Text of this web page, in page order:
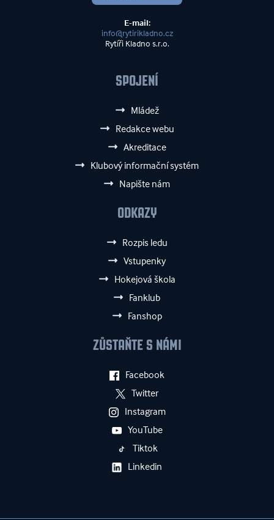
E-mail:
info@rytirikladno.cz
Rytíři Kladno s.r.o.
SPOJENÍ
Mládež
Redakce webu
Akreditace
Klubový informační systém
Napište nám
ODKAZY
Rozpis ledu
Vstupenky
Hokejová škola
Fanklub
Fanshop
ZŮSTAŇTE S NÁMI
Facebook
Twitter
Instagram
YouTube
Tiktok
Linkedin